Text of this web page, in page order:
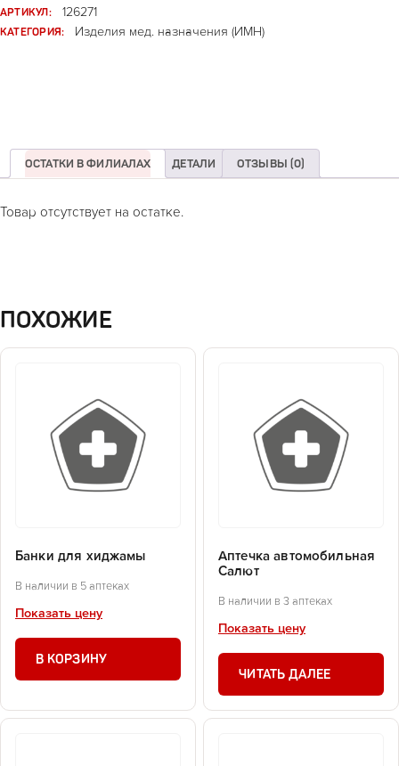
АРТИКУЛ:
126271
КАТЕГОРИЯ:
Изделия мед. назначения (ИМН)
ОСТАТКИ В ФИЛИАЛАХ ДЕТАЛИ ОТЗЫВЫ (0)
Товар отсутствует на остатке.
ПОХОЖИЕ
Банки для хиджамы
В наличии в 5 аптеках
Показать цену
В КОРЗИНУ
Аптечка автомобильная
Салют
В наличии в 3 аптеках
Показать цену
ЧИТАТЬ ДАЛЕЕ